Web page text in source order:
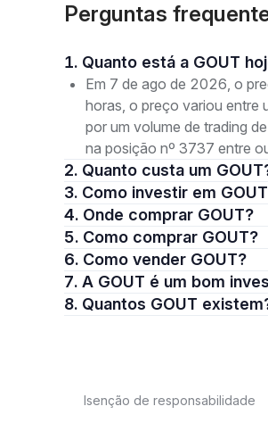
Perguntas
1. Quanto está a GOUT
Em 7 de ago de 2026, o
horas, o preço variou
por um volume de trading
na posição nº 3737 entre
2. Quanto custa um
3. Como investir em
4. Onde comprar GOUT?
5. Como comprar GOUT?
6. Como vender GOUT?
7. A GOUT é um bom
8. Quantos GOUT
Isenção de responsabilidade